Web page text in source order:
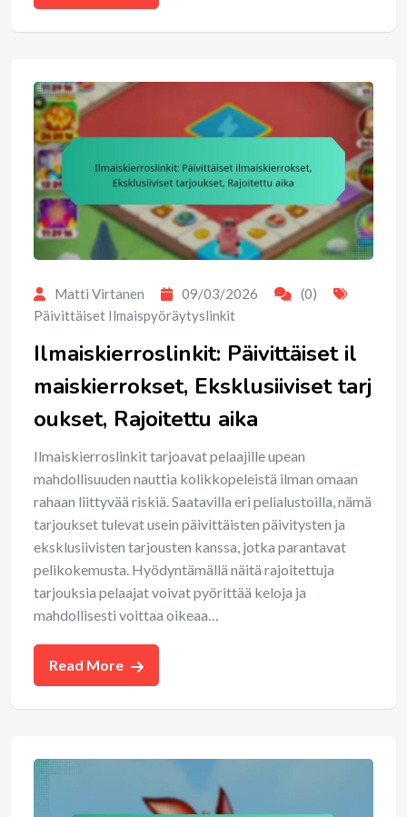
Matti Virtanen 09/03/2026
(0)
Päivittäiset Ilmaispyöräytyslinkit
Ilmaiskierroslinkit: Päivittäiset il
maiskierrokset, Eksklusiiviset tarj
oukset, Rajoitettu aika
Ilmaiskierroslinkit tarjoavat pelaajille upean
mahdollisuuden nauttia kolikkopeleistä ilman omaan
rahaan liittyvää riskiä. Saatavilla eri pelialustoilla, nämä
tarjoukset tulevat usein päivittäisten päivitysten ja
eksklusiivisten tarjousten kanssa, jotka parantavat
pelikokemusta. Hyödyntämällä näitä rajoitettuja
tarjouksia pelaajat voivat pyörittää keloja ja
mahdollisesti voittaa oikeaa…
Read More